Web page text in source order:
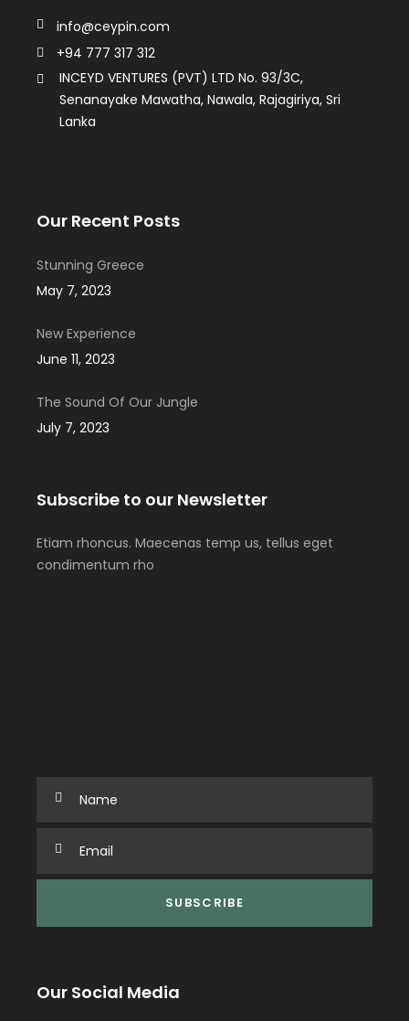
info@ceypin.com
+94 777 317 312
INCEYD VENTURES (PVT) LTD No. 93/3C,
Senanayake Mawatha, Nawala, Rajagiriya, Sri
Lanka
Our Recent Posts
Stunning Greece
May 7, 2023
New Experience
June 11, 2023
The Sound Of Our Jungle
July 7, 2023
Subscribe to our Newsletter
Etiam rhoncus. Maecenas temp us, tellus eget
condimentum rho
Our Social Media